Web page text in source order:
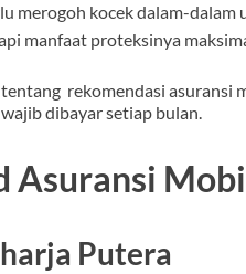
merogoh kocek dalam-
manfaat proteksinya
rekomendasi asuransi
dibayar setiap bulan.
Asuransi
Putera